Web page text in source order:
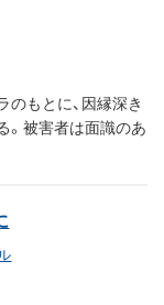
もとに、因縁深き
。被害者は面識のあ